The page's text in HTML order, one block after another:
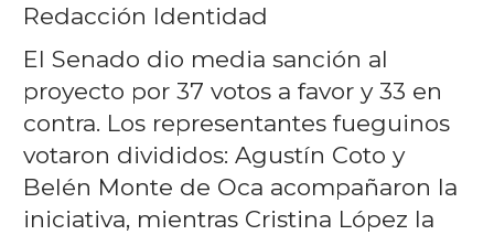
Redacción Identidad
El Senado dio media sanción al
proyecto por 37 votos a favor y 33 en
contra. Los representantes fueguinos
votaron divididos: Agustín Coto y
Belén Monte de Oca acompañaron la
iniciativa, mientras Cristina López la